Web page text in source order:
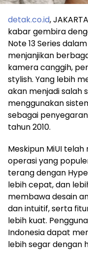
detak.co.id,
kabar gembira
Note 13 Series
menjanjikan
kamera canggih,
stylish. Yang lebih
akan menjadi salah
menggunakan
sebagai
tahun 2010.
Meskipun MiUI
operasi yang
terang dengan
lebih cepat, dan
membawa desain
dan intuitif, serta
lebih kuat.
Indonesia dapat
lebih segar dengan